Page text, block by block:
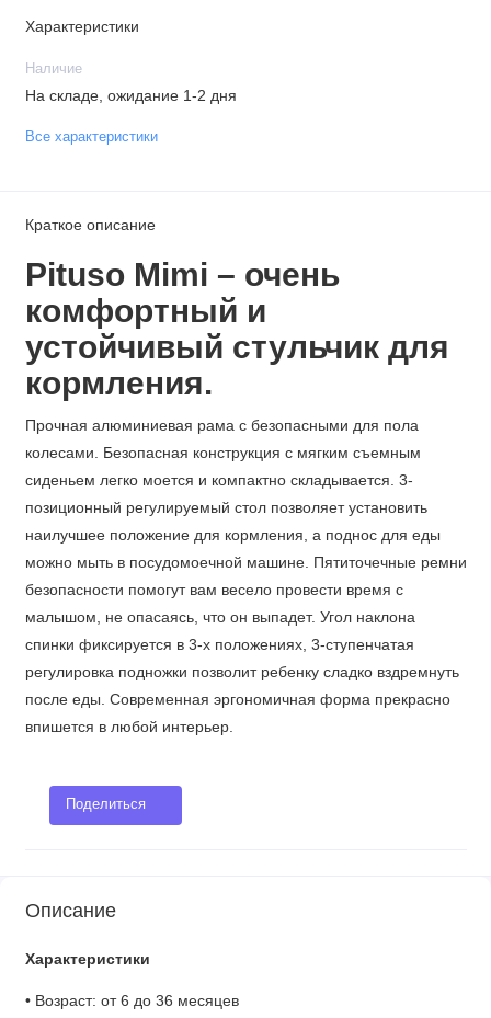
Характеристики
Наличие
На складе, ожидание 1-2 дня
Все характеристики
Краткое описание
Pituso Mimi – очень
комфортный и
устойчивый стульчик для
кормления.
Прочная алюминиевая рама с безопасными для пола
колесами. Безопасная конструкция с мягким съемным
сиденьем легко моется и компактно складывается. 3-
позиционный регулируемый стол позволяет установить
наилучшее положение для кормления, а поднос для еды
можно мыть в посудомоечной машине. Пятиточечные ремни
безопасности помогут вам весело провести время с
малышом, не опасаясь, что он выпадет. Угол наклона
спинки фиксируется в 3-х положениях, 3-ступенчатая
регулировка подножки позволит ребенку сладко вздремнуть
после еды. Современная эргономичная форма прекрасно
впишется в любой интерьер.
Поделиться
Описание
Характеристики
• Возраст: от 6 до 36 месяцев